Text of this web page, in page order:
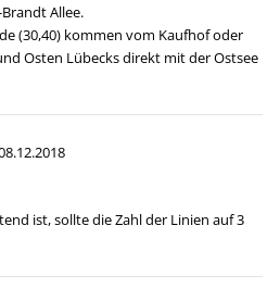
Allee.
(30,40) kommen vom Kaufhof oder
Osten Lübecks direkt mit der Ostsee
ist, sollte die Zahl der Linien auf 3